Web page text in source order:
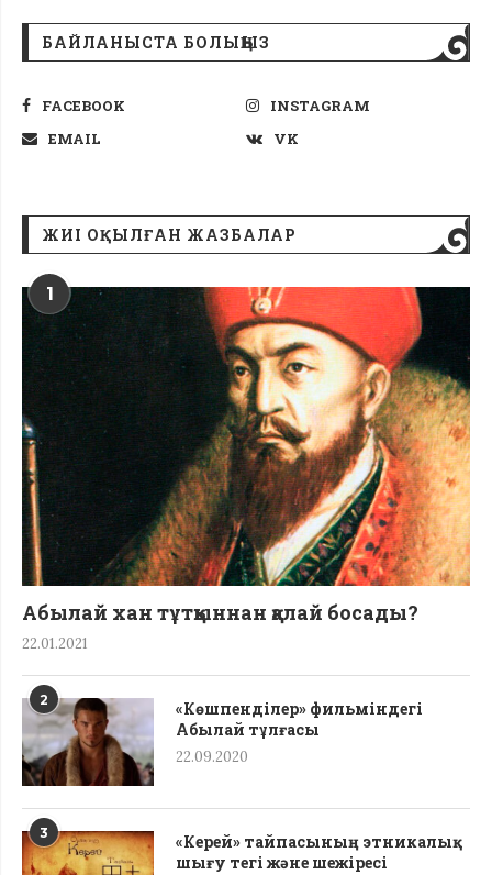
БАЙЛАНЫСТА БОЛЫҢЫЗ
FACEBOOK
INSTAGRAM
EMAIL
VK
ЖИІ ОҚЫЛҒАН ЖАЗБАЛАР
1
Абылай хан тұтқыннан қалай босады?
22.01.2021
2
«Көшпенділер» фильміндегі
Абылай тұлғасы
22.09.2020
3
«Керей» тайпасының этникалық
шығу тегі жəне шежіресі